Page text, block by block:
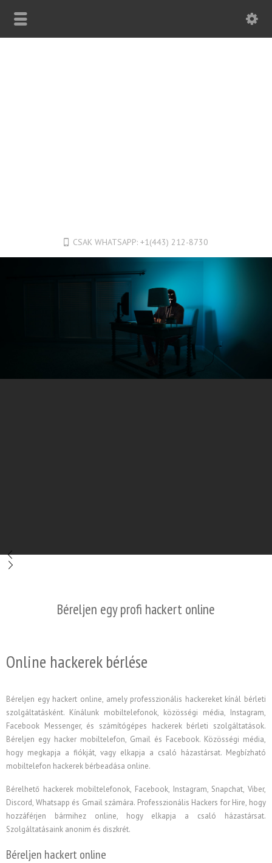
CSAK WHATSAPP: +1(443) 212-8730
Béreljen egy profi hackert online
Online hackerek bérlése
Béreljen egy hackert online, amely professzionális hackereket kínál bérleti
szolgáltatásként. Kínálunk mobiltelefonok, közösségi média, Instagram,
Facebook Messenger, és számítógépes hackerek bérleti szolgáltatások.
Béreljen egy hacker mobiltelefon, Gmail és Facebook. Közösségi média,
hogy megkapja a fiókját, vagy elkapja a csaló házastársat. Megbízható
mobiltelefon hackerek bérbeadása online.
Bérelhető hackerek mobiltelefonok, Facebook, Instagram, Snapchat, Viber,
Discord, Whatsapp és Gmail számára. Professzionális Hackers for Hire, hogy
hozzáférjen bármihez online, hogy elkapja a csaló házastársat.
Szolgáltatásaink anonim és diszkrét.
Béreljen hackert online